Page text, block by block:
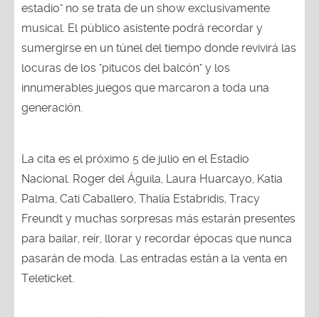
estadio" no se trata de un show exclusivamente
musical. El público asistente podrá recordar y
sumergirse en un túnel del tiempo donde revivirá las
locuras de los "pitucos del balcón" y los
innumerables juegos que marcaron a toda una
generación.
La cita es el próximo 5 de julio en el Estadio
Nacional. Roger del Águila, Laura Huarcayo, Katia
Palma, Cati Caballero, Thalía Estabridis, Tracy
Freundt y muchas sorpresas más estarán presentes
para bailar, reír, llorar y recordar épocas que nunca
pasarán de moda. Las entradas están a la venta en
Teleticket.